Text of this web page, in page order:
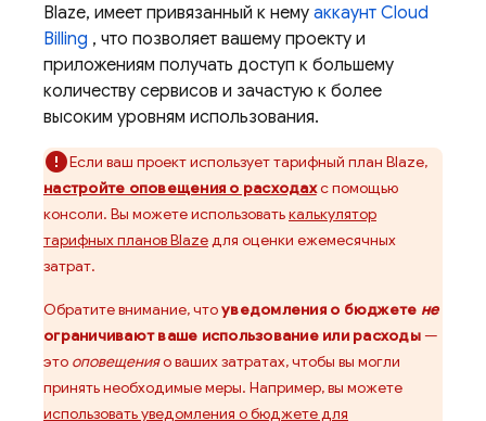
Blaze, имеет привязанный к нему аккаунт Cloud
Billing , что позволяет вашему проекту и
приложениям получать доступ к большему
количеству сервисов и зачастую к более
высоким уровням использования.
Если ваш проект использует тарифный план Blaze,
настройте оповещения о расходахс помощью
консоли. Вы можете использоватькалькулятор
тарифных планов Blazeдля оценки ежемесячных
затрат.
Обратите внимание, чтоуведомления о бюджете не
ограничивают ваше использование или расходы—
это оповещенияо ваших затратах, чтобы вы могли
принять необходимые меры. Например, вы можете
использовать уведомления о бюджете для